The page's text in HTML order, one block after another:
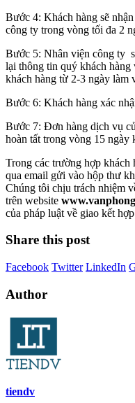
Bước 4: Khách hàng sẽ
công ty trong vòng tối đa 2
Bước 5: Nhân viện công ty
lại thông tin quý khách hàng
khách hàng từ 2-3 ngày làm
Bước 6: Khách hàng xác
Bước 7: Đơn hàng dịch vụ
hoàn tất trong vòng 15
Trong các trường hợp khách
qua email gửi vào hộp thư
Chúng tôi chịu trách nhiệm
trên website
của pháp luật về giao kết
Share this post
Facebook Twitter LinkedIn
Author
tiendv